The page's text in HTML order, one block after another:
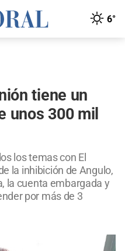
6°
tiene un
unos 300 mil
los temas con El
la inhibición de Angulo,
la cuenta embargada y
por más de 3